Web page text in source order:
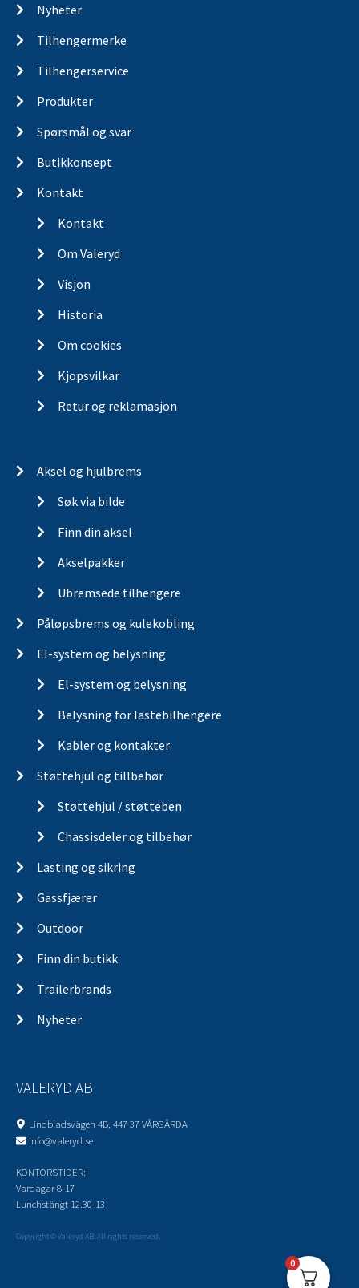
Nyheter
Tilhengermerke
Tilhengerservice
Produkter
Spørsmål og svar
Butikkonsept
Kontakt
Kontakt
Om Valeryd
Visjon
Historia
Om cookies
Kjopsvilkar
Retur og reklamasjon
Aksel og hjulbrems
Søk via bilde
Finn din aksel
Akselpakker
Ubremsede tilhengere
Påløpsbrems og kulekobling
El-system og belysning
El-system og belysning
Belysning for lastebilhengere
Kabler og kontakter
Støttehjul og tillbehør
Støttehjul / støtteben
Chassisdeler og tilbehør
Lasting og sikring
Gassfjærer
Outdoor
Finn din butikk
Trailerbrands
Nyheter
VALERYD AB
Lindbladsvägen 4B, 447 37 VÅRGÅRDA
info@valeryd.se
KONTORSTIDER:
Vardagar 8-17
Lunchstängt 12.30-13
Copyright © Valeryd AB. All rights reserved.
0